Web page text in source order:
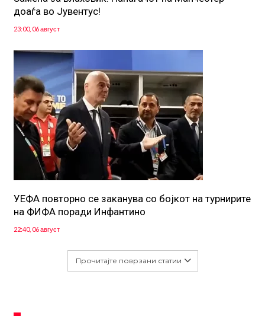
доаѓа во Јувентус!
23:00, 06 август
УЕФА повторно се заканува со бојкот на турнирите
на ФИФА поради Инфантино
22:40, 06 август
Прочитајте поврзани статии